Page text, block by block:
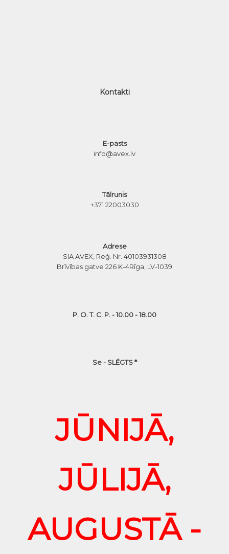
Kontakti
E-pasts
info@avex.lv
Tālrunis
+371 22003030
Adrese
SIA AVEX, Reģ. Nr. 40103931308
Brīvības gatve 226 K-4Rīga, LV-1039
P. O. T. C. P. - 10.00 - 18.00
Se - SLĒGTS *
JŪNIJĀ,
JŪLIJĀ,
AUGUSTĀ -